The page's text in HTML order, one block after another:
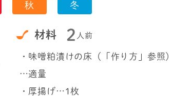
秋 冬
材料 2 人前
・味噌粕漬けの床（「作り方」参照）
…適量
・厚揚げ…1枚